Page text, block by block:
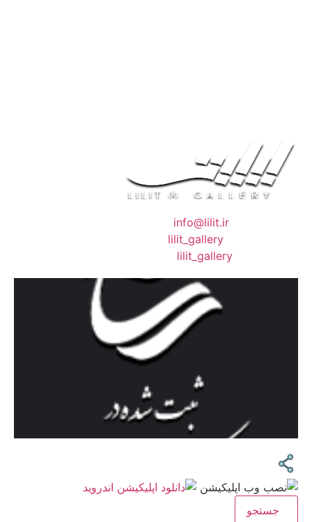
info@lilit.ir
lilit_gallery
lilit_gallery
جستجو